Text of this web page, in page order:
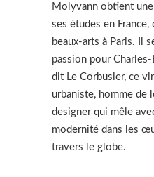
Molyvann obtient
ses études en
beaux-arts à Paris. Il
passion pour
dit Le Corbusier, ce
urbaniste, homme de
designer qui mêle
modernité dans les
travers le globe.